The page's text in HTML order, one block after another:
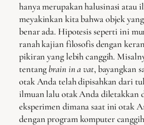
hanya merupakan halusinasi atau
meyakinkan kita bahwa objek
benar ada. Hipotesis seperti ini
ranah kajian filosofis dengan
pikiran yang lebih canggih.
tentang brain in a vat, bayangkan
otak Anda telah dipisahkan dari
ilmuan lalu otak Anda diletakkan
eksperimen dimana saat ini otak
dengan program komputer